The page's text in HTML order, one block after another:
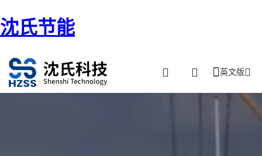
沈氏节能
英文版